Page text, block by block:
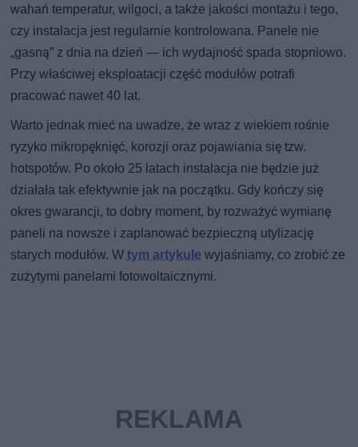
wahań temperatur, wilgoci, a także jakości montażu i tego,
czy instalacja jest regularnie kontrolowana. Panele nie
„gasną” z dnia na dzień — ich wydajność spada stopniowo.
Przy właściwej eksploatacji część modułów potrafi
pracować nawet 40 lat.
Warto jednak mieć na uwadze, że wraz z wiekiem rośnie
ryzyko mikropęknięć, korozji oraz pojawiania się tzw.
hotspotów. Po około 25 latach instalacja nie będzie już
działała tak efektywnie jak na początku. Gdy kończy się
okres gwarancji, to dobry moment, by rozważyć wymianę
paneli na nowsze i zaplanować bezpieczną utylizację
starych modułów. Wtym artykule wyjaśniamy, co zrobić ze
zużytymi panelami fotowoltaicznymi.